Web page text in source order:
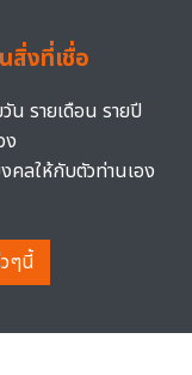
สิ่งที่เชื่อ
น รายเดือน รายปี
ง
คลให้กับตัวท่านเอง
ๆนี้